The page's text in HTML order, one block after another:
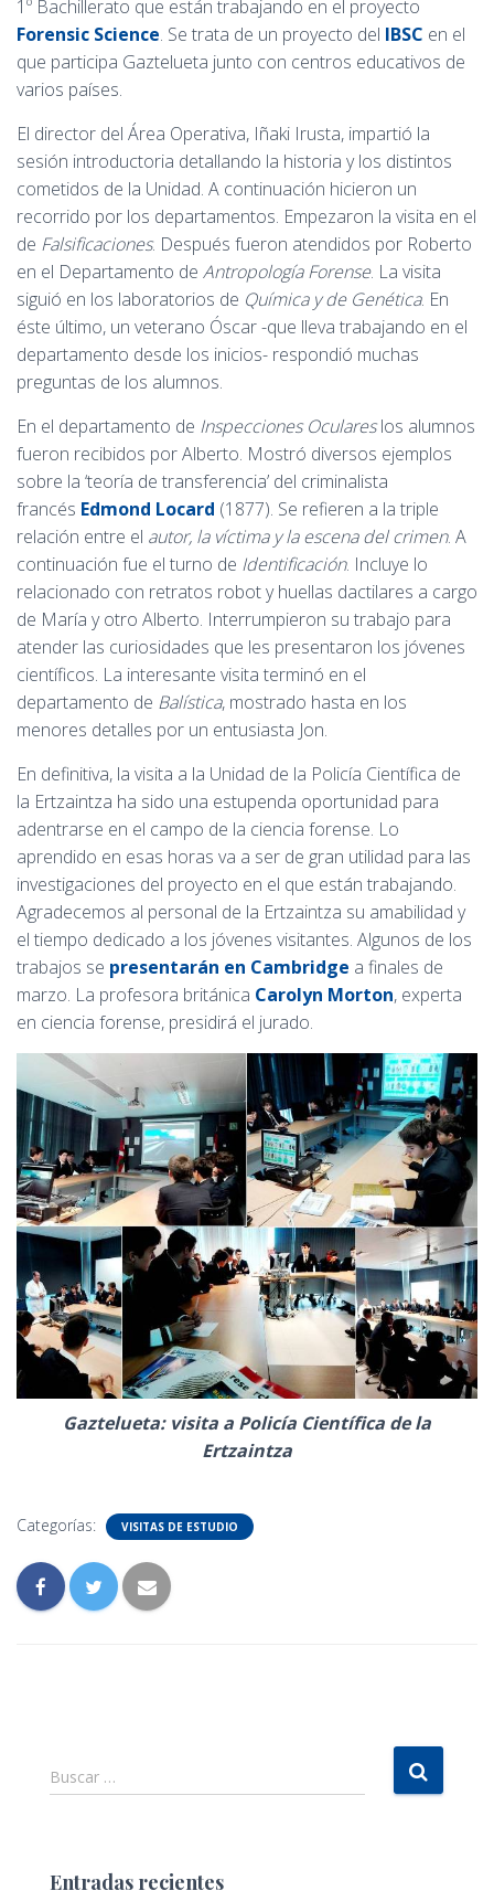
1º Bachillerato que están trabajando en el proyecto
Forensic Science. Se trata de un proyecto del IBSC en el
que participa Gaztelueta junto con centros educativos de
varios países.
El director del Área Operativa, Iñaki Irusta, impartió la
sesión introductoria detallando la historia y los distintos
cometidos de la Unidad. A continuación hicieron un
recorrido por los departamentos. Empezaron la visita en el
de Falsificaciones. Después fueron atendidos por Roberto
en el Departamento de Antropología Forense. La visita
siguió en los laboratorios de Química y de Genética. En
éste último, un veterano Óscar -que lleva trabajando en el
departamento desde los inicios- respondió muchas
preguntas de los alumnos.
En el departamento de Inspecciones Oculareslos alumnos
fueron recibidos por Alberto. Mostró diversos ejemplos
sobre la ‘teoría de transferencia’ del criminalista
francés Edmond Locard (1877). Se refieren a la triple
relación entre el autor, la víctima y la escena del crimen. A
continuación fue el turno de Identificación. Incluye lo
relacionado con retratos robot y huellas dactilares a cargo
de María y otro Alberto. Interrumpieron su trabajo para
atender las curiosidades que les presentaron los jóvenes
científicos. La interesante visita terminó en el
departamento de Balística, mostrado hasta en los
menores detalles por un entusiasta Jon.
En definitiva, la visita a la Unidad de la Policía Científica de
la Ertzaintza ha sido una estupenda oportunidad para
adentrarse en el campo de la ciencia forense. Lo
aprendido en esas horas va a ser de gran utilidad para las
investigaciones del proyecto en el que están trabajando.
Agradecemos al personal de la Ertzaintza su amabilidad y
el tiempo dedicado a los jóvenes visitantes. Algunos de los
trabajos se presentarán en Cambridge a finales de
marzo. La profesora británica Carolyn Morton, experta
en ciencia forense, presidirá el jurado.
Gaztelueta: visita a Policía Científica de la
Ertzaintza
Categorías: VISITAS DE ESTUDIO
B
u
Buscar …
Entradas recientes